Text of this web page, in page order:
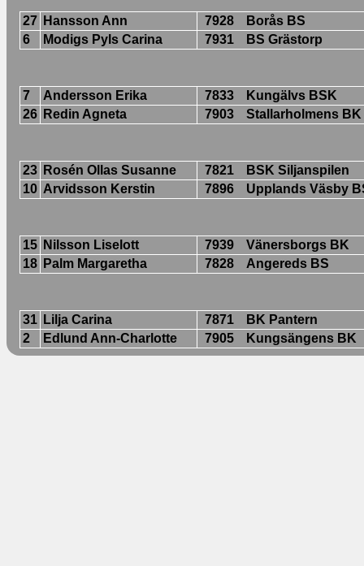
27 Hansson Ann 7928
Borås BS
6
Modigs Pyls Carina 7931 BS Grästorp
7 Andersson Erika 7833
Kungälvs BSK
26 Redin Agneta 7903 Stallarholmens BK
23 Rosén Ollas Susanne 7821
BSK Siljanspilen
10 Arvidsson Kerstin 7896 Upplands Väsby
15 Nilsson Liselott 7939
Vänersborgs BK
18 Palm Margaretha 7828 Angereds BS
31 Lilja Carina 7871
BK Pantern
2
Edlund Ann-Charlotte 7905 Kungsängens BK